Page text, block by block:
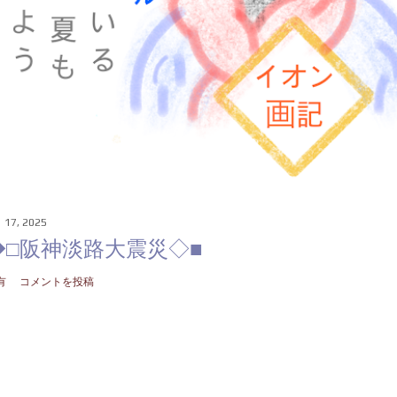
17, 2025
阪神淡路大震災◇■
コメントを投稿